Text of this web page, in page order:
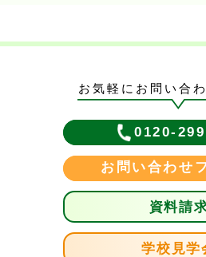
お気軽にお問い合
0120-
お問い合わせ
資料請
学校見学